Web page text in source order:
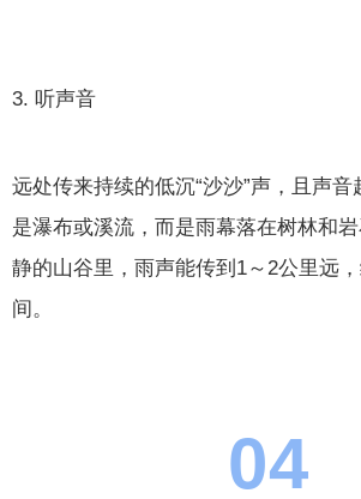
3. 听声音
远处传来持续的低沉“沙沙”声，且声
是瀑布或溪流，而是雨幕落在树林和
静的山谷里，雨声能传到1～2公里远
间。
04